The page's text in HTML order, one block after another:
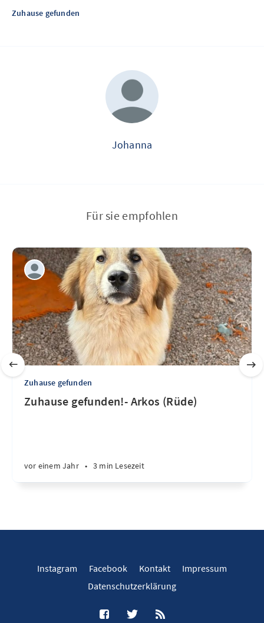
Zuhause gefunden
Johanna
Für sie empfohlen
Zuhause gefunden
Zuhause gefunden!- Arkos (Rüde)
vor einem Jahr • 3 min Lesezeit
Instagram Facebook Kontakt
Impressum
Datenschutzerklärung